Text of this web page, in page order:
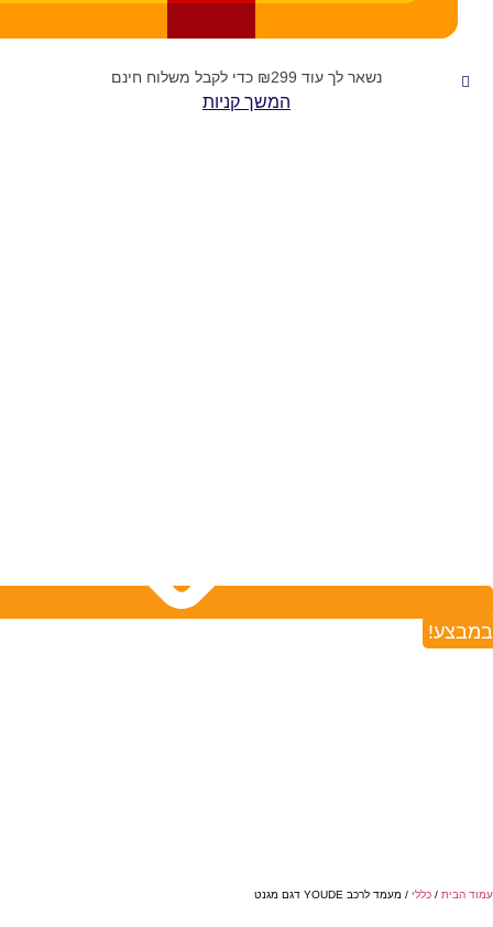
נשאר לך עוד ₪299 כדי לקבל משלוח חינם
המשך קניות
/ מעמד לרכב YOUDE דגם מגנט